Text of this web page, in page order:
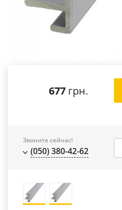
677 грн.
Звоните сейчас!
(050) 380-42-62